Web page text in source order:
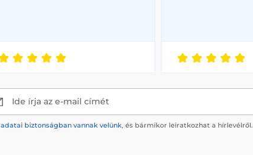
Ide írja az e-mail címét
adatai biztonságban vannak velünk, és bármikor leiratkozhat a hírlevélről.